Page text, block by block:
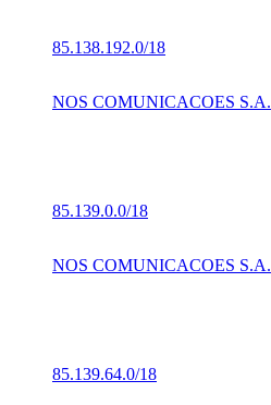
85.138.192.0/18
NOS COMUNICACOES S.A.
85.139.0.0/18
NOS COMUNICACOES S.A.
85.139.64.0/18